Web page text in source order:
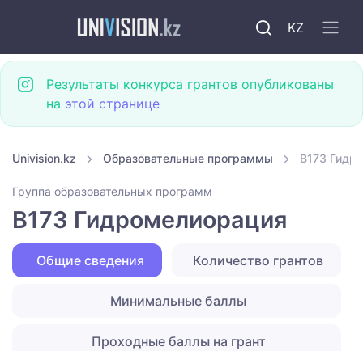
KZ
Результаты конкурса грантов опубликованы
на этой странице
Univision.kz Образовательные программы B173
Группа образовательных программ
B173 Гидромелиорация
Общие сведения Количество грантов
Минимальные баллы
Проходные баллы на грант